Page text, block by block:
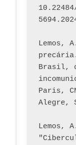
Lemos,
Brasil,
Paris,
Lemos,